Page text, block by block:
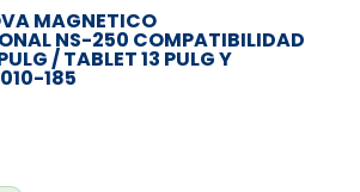
MAGNETICO
NS-250 COMPATIBILIDAD
/ TABLET 13 PULG Y
185